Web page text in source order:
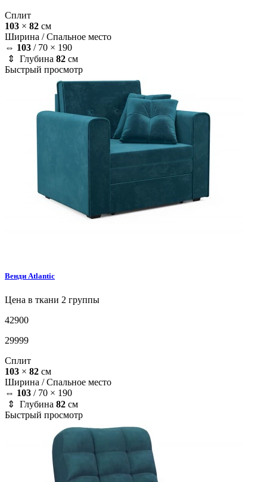
Сплит
103 × 82 см
Ширина /Спальное место
⇔ 103 / 70 × 190
⇕ Глубина 82 см
Быстрый просмотр
Венди Atlantic
Цена в ткани 2 группы
42900
29999
Сплит
103 × 82 см
Ширина /Спальное место
⇔ 103 / 70 × 190
⇕ Глубина 82 см
Быстрый просмотр